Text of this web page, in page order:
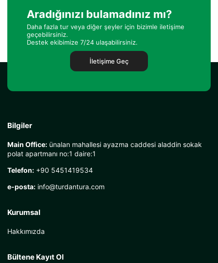
Aradığınızı bulamadınız mı?
Daha fazla tur veya diğer şeyler için bizimle iletişime
geçebilirsiniz.
Destek ekibimize 7/24 ulaşabilirsiniz.
İletişime Geç
Bilgiler
Main Office: ünalan mahallesi ayazma caddesi aladdin sokak
polat apartmanı no:1 daire:1
Telefon: +90 5451419534
e-posta: info@turdantura.com
Kurumsal
Hakkımızda
Bültene Kayıt Ol